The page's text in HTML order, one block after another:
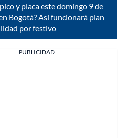
y placa este domingo 9 de
Bogotá? Así funcionará plan
por festivo
PUBLICIDAD